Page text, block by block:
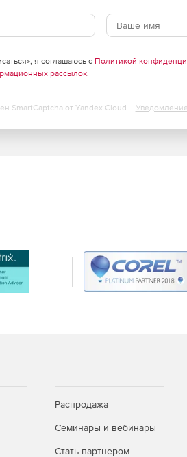
я соглашаюсь с Политикой
рассылок.
SmartCaptcha от Yandex Cloud -
Распродажа
Семинары и вебинары
Стать партнером